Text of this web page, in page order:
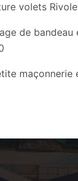
volets
de bandeau
maçonnerie